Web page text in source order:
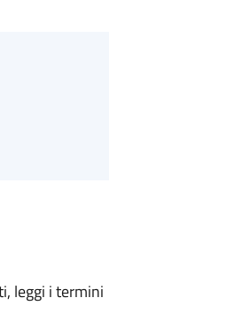
leggi i termini